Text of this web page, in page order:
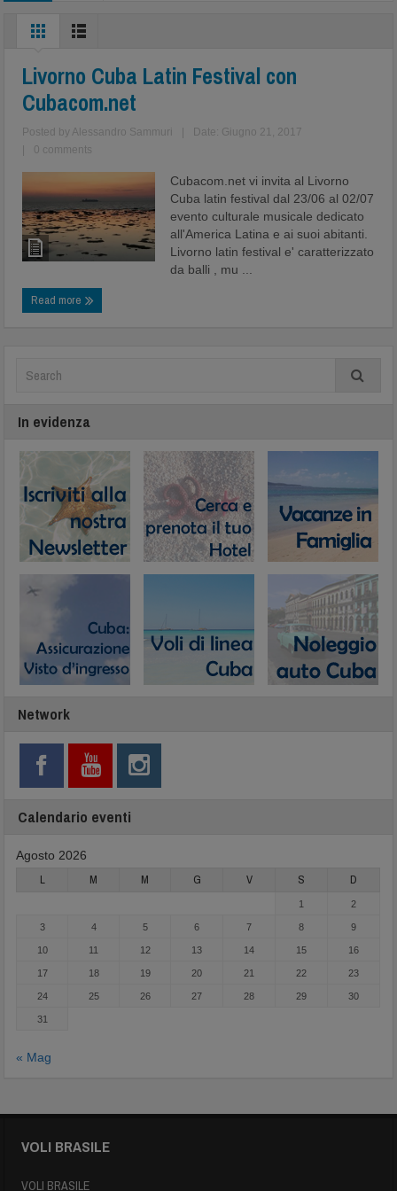
Livorno Cuba Latin Festival con
Cubacom.net
Posted by Alessandro Sammuri
Date: Giugno 21, 2017
0 comments
Cubacom.net vi invita al Livorno
Cuba latin festival dal 23/06 al 02/07
evento culturale musicale dedicato
all'America Latina e ai suoi abitanti.
Livorno latin festival e' caratterizzato
da balli , mu ...
Read more
In evidenza
Network
Calendario eventi
Agosto 2026
L M M G V S D
1 2
3 4 5 6 7 8 9
10 11 12 13 14 15 16
17 18 19 20 21 22 23
24 25 26 27 28 29 30
31
« Mag
VOLI BRASILE
VOLI BRASILE